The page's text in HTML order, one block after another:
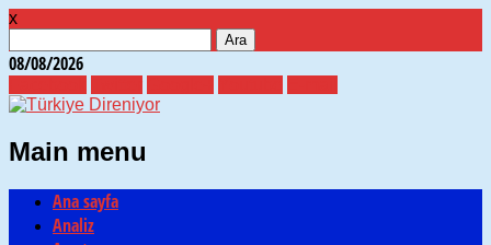
x
08/08/2026
Main menu
Skip
content
Ana sayfa
Analiz